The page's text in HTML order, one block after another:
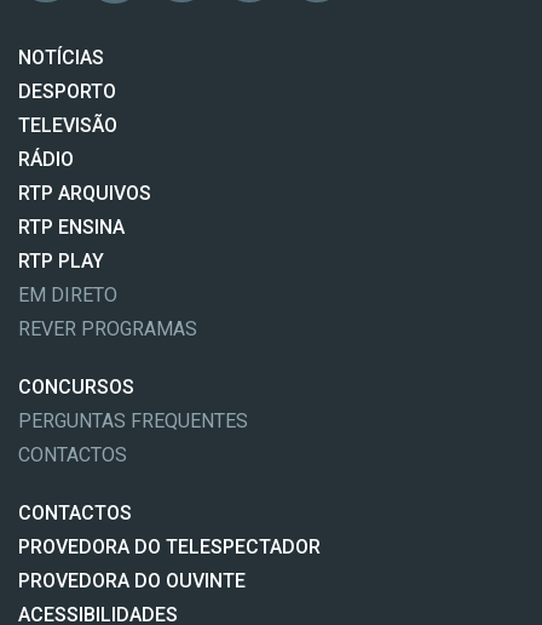
NOTÍCIAS
DESPORTO
TELEVISÃO
RÁDIO
RTP ARQUIVOS
RTP ENSINA
RTP PLAY
EM DIRETO
REVER PROGRAMAS
CONCURSOS
PERGUNTAS FREQUENTES
CONTACTOS
CONTACTOS
PROVEDORA DO TELESPECTADOR
PROVEDORA DO OUVINTE
ACESSIBILIDADES